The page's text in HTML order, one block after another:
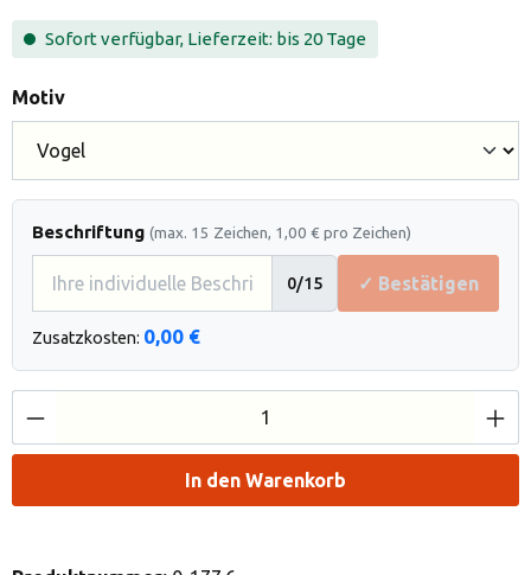
Sofort verfügbar, Lieferzeit: bis 20 Tage
Motivauswählen
Beschriftung (max. 15 Zeichen, 1,00 € pro Zeichen)
0/15 ✓ Bestätigen
Zusatzkosten: 0,00 €
Produkt Anzahl: Gib den gewünschten
In den Warenkorb